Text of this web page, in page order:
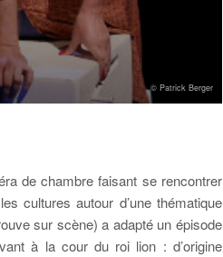
© Patrick Berger
de chambre faisant se rencontrer
cultures autour d’une thématique
sur scène) a adapté un épisode
à la cour du roi lion : d’origine